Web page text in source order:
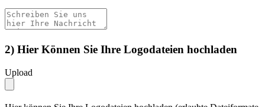
2) Hier Können Sie Ihre Logodateien hochladen
Upload